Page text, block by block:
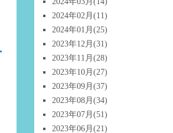
2024年02月 (11)
2024年01月 (25)
2023年12月 (31)
2023年11月 (28)
2023年10月 (27)
2023年09月 (37)
2023年08月 (34)
2023年07月 (51)
2023年06月 (21)